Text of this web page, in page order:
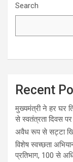
Search
Recent
मुख्यमंत्री ने हर घर
से स्वतंत्रता दिवस
अवैध रूप से सट्टा
विशेष स्वच्छता
प्रतिभाग, 100 से